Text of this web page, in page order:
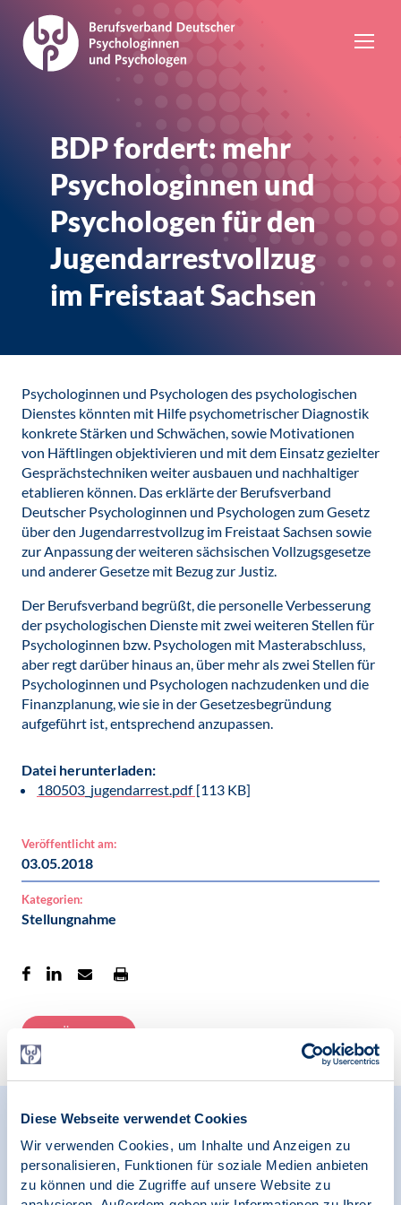
Diese Webseite verwendet Cookies
Wir verwenden Cookies, um Inhalte und Anzeigen zu
personalisieren, Funktionen für soziale Medien anbieten
zu können und die Zugriffe auf unsere Website zu
BDP fordert: mehr
Psychologinnen und
Psychologen für den
Jugendarrestvollzug
im Freistaat Sachsen
Psychologinnen und Psychologen des psychologischen
Dienstes könnten mit Hilfe psychometrischer Diagnostik
konkrete Stärken und Schwächen, sowie Motivationen
von Häftlingen objektivieren und mit dem Einsatz gezielter
Gesprächstechniken weiter ausbauen und nachhaltiger
etablieren können. Das erklärte der Berufsverband
Deutscher Psychologinnen und Psychologen zum Gesetz
über den Jugendarrestvollzug im Freistaat Sachsen sowie
zur Anpassung der weiteren sächsischen Vollzugsgesetze
und anderer Gesetze mit Bezug zur Justiz.
Der Berufsverband begrüßt, die personelle Verbesserung
der psychologischen Dienste mit zwei weiteren Stellen für
Psychologinnen bzw. Psychologen mit Masterabschluss,
aber regt darüber hinaus an, über mehr als zwei Stellen für
Psychologinnen und Psychologen nachzudenken und die
Finanzplanung, wie sie in der Gesetzesbegründung
aufgeführt ist, entsprechend anzupassen.
Datei herunterladen:
180503_jugendarrest.pdf [113 KB]
Veröffentlicht am:
03.05.2018
Kategorien:
Stellungnahme
Zur Übersicht
Relevante Nachrichten